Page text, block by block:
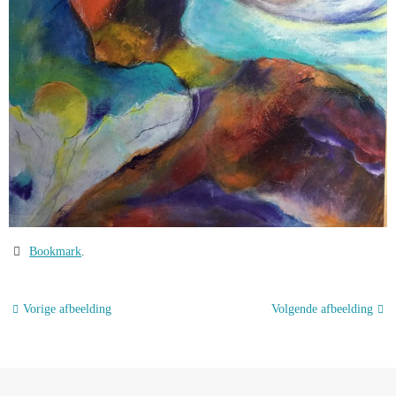
Bookmark
Vorige afbeelding Volgende afbeelding